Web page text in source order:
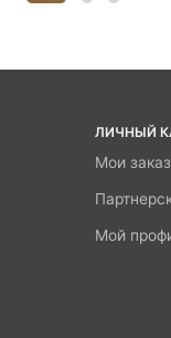
ЛИЧНЫЙ
Мои
Мой